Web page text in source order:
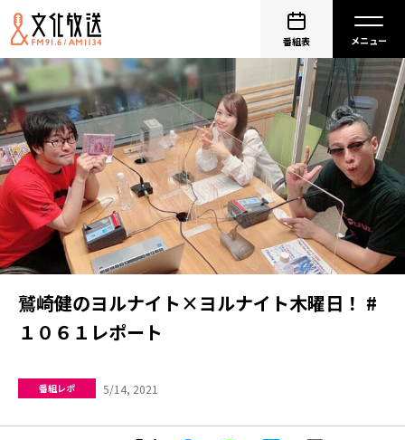
番組表
鷲崎健のヨルナイト×ヨルナイト木曜日！ #
１０６１レポート
番組レポ 5/14, 2021